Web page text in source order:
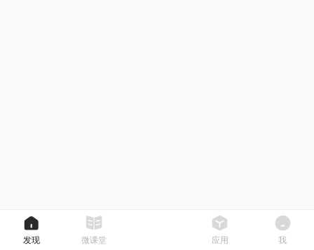
发现 微课堂 应用 我